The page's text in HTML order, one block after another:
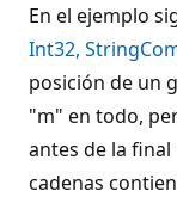
En el ejemplo
Int32,
posición de un
"m" en todo,
antes de la final
cadenas